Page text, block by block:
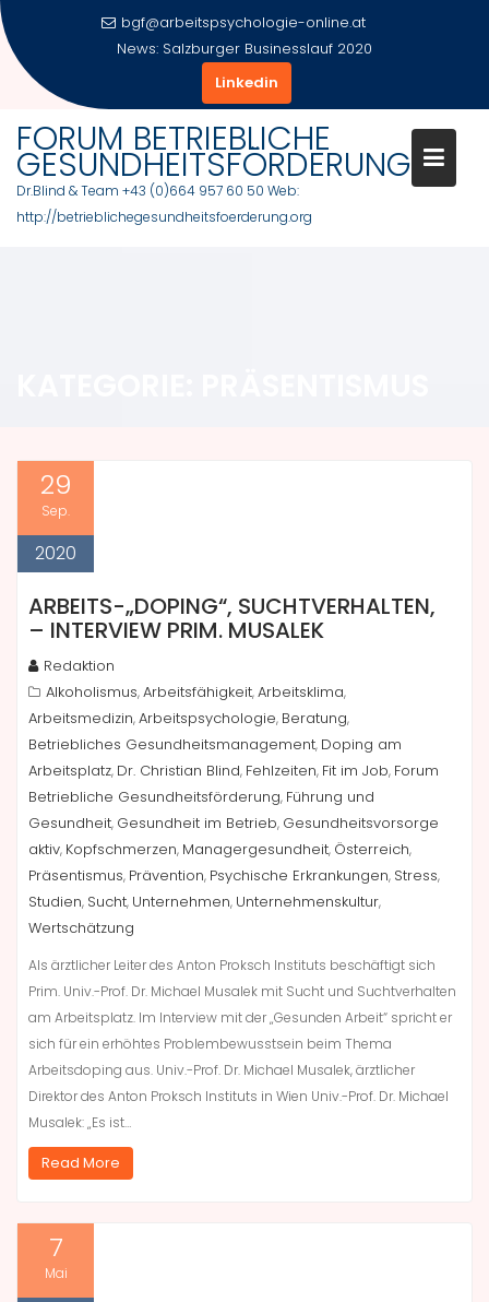
Skip
to
content
bgf@arbeitspsychologie-online.at
News: Salzburger Businesslauf 2020
Linkedin
FORUM BETRIEBLICHE
GESUNDHEITSFÖRDERUNG
Dr.Blind & Team +43 (0)664 957 60 50 Web:
http://betrieblichegesundheitsfoerderung.org
29
Sep.
2020
ARBEITS-„DOPING“, SUCHTVERHALTEN,
– INTERVIEW PRIM. MUSALEK
Redaktion
Alkoholismus,Arbeitsfähigkeit,Arbeitsklima,
Arbeitsmedizin,Arbeitspsychologie, Beratung,
Betriebliches Gesundheitsmanagement, Doping am
Arbeitsplatz, Dr. Christian Blind, Fehlzeiten, Fit im Job, Forum
Betriebliche Gesundheitsförderung, Führung und
Gesundheit, Gesundheit im Betrieb, Gesundheitsvorsorge
aktiv, Kopfschmerzen, Managergesundheit, Österreich,
Präsentismus, Prävention, Psychische Erkrankungen, Stress,
Studien, Sucht, Unternehmen, Unternehmenskultur,
Wertschätzung
Als ärztlicher Leiter des Anton Proksch Instituts beschäftigt sich
Prim. Univ.-Prof. Dr. Michael Musalek mit Sucht und Suchtverhalten
am Arbeitsplatz. Im Interview mit der „Gesunden Arbeit“ spricht er
sich für ein erhöhtes Problembewusstsein beim Thema
Arbeitsdoping aus. Univ.-Prof. Dr. Michael Musalek, ärztlicher
Direktor des Anton Proksch Instituts in Wien Univ.-Prof. Dr. Michael
Musalek: „Es ist…
Read More
7
Mai